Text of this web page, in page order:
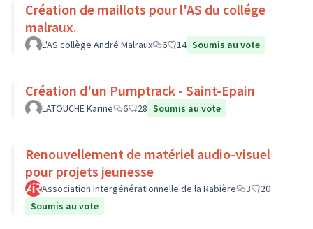
Création de maillots pour l'AS du collége
malraux.
L'AS collège André Malraux 6 14 Soumis au vote
Création d'un Pumptrack - Saint-Epain
LATOUCHE Karine 6 28 Soumis au vote
Renouvellement de matériel audio-visuel
pour projets jeunesse
Association Intergénérationnelle de la Rabière 3
20
Soumis au vote